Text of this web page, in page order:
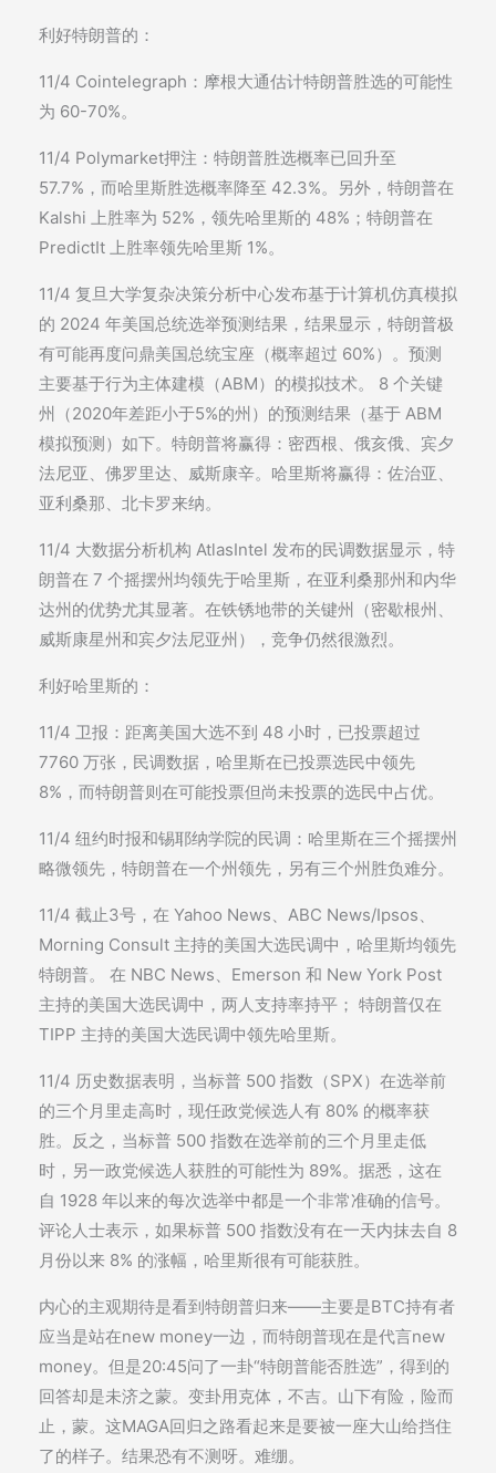
利好特朗普的：
11/4 Cointelegraph：摩根大通估计特朗普胜选的可能性
为 60-70%。
11/4 Polymarket押注：特朗普胜选概率已回升至
57.7%，而哈里斯胜选概率降至 42.3%。另外，特朗普在
Kalshi 上胜率为 52%，领先哈里斯的 48%；特朗普在
PredictIt 上胜率领先哈里斯 1%。
11/4 复旦大学复杂决策分析中心发布基于计算机仿真模拟
的 2024 年美国总统选举预测结果，结果显示，特朗普极
有可能再度问鼎美国总统宝座（概率超过 60%）。预测
主要基于行为主体建模（ABM）的模拟技术。 8 个关键
州（2020年差距小于5%的州）的预测结果（基于 ABM
模拟预测）如下。特朗普将赢得：密西根、俄亥俄、宾夕
法尼亚、佛罗里达、威斯康辛。哈里斯将赢得：佐治亚、
亚利桑那、北卡罗来纳。
11/4 大数据分析机构 AtlasIntel 发布的民调数据显示，特
朗普在 7 个摇摆州均领先于哈里斯，在亚利桑那州和内华
达州的优势尤其显著。在铁锈地带的关键州（密歇根州、
威斯康星州和宾夕法尼亚州），竞争仍然很激烈。
利好哈里斯的：
11/4 卫报：距离美国大选不到 48 小时，已投票超过
7760 万张，民调数据，哈里斯在已投票选民中领先
8%，而特朗普则在可能投票但尚未投票的选民中占优。
11/4 纽约时报和锡耶纳学院的民调：哈里斯在三个摇摆州
略微领先，特朗普在一个州领先，另有三个州胜负难分。
11/4 截止3号，在 Yahoo News、ABC News/Ipsos、
Morning Consult 主持的美国大选民调中，哈里斯均领先
特朗普。 在 NBC News、Emerson 和 New York Post
主持的美国大选民调中，两人支持率持平； 特朗普仅在
TIPP 主持的美国大选民调中领先哈里斯。
11/4 历史数据表明，当标普 500 指数（SPX）在选举前
的三个月里走高时，现任政党候选人有 80% 的概率获
胜。反之，当标普 500 指数在选举前的三个月里走低
时，另一政党候选人获胜的可能性为 89%。据悉，这在
自 1928 年以来的每次选举中都是一个非常准确的信号。
评论人士表示，如果标普 500 指数没有在一天内抹去自 8
月份以来 8% 的涨幅，哈里斯很有可能获胜。
内心的主观期待是看到特朗普归来——主要是BTC持有者
应当是站在new money一边，而特朗普现在是代言new
money。但是20:45问了一卦“特朗普能否胜选”，得到的
回答却是未济之蒙。变卦用克体，不吉。山下有险，险而
止，蒙。这MAGA回归之路看起来是要被一座大山给挡住
了的样子。结果恐有不测呀。难绷。